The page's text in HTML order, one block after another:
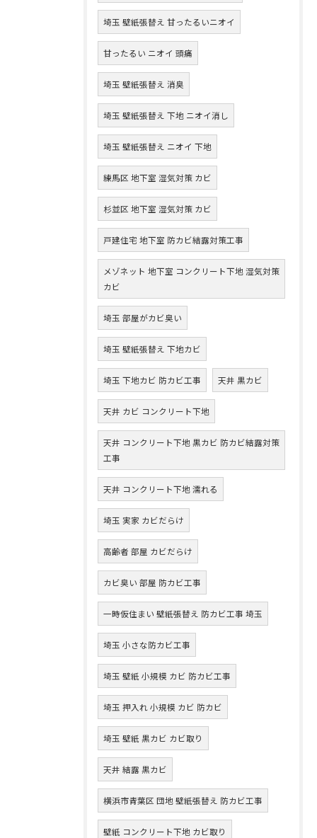
埼玉 壁紙張替え 甘ったるいニオイ
甘ったるい ニオイ 頭痛
埼玉 壁紙張替え 消臭
埼玉 壁紙張替え 下地 ニオイ消し
埼玉 壁紙張替え ニオイ 下地
練馬区 地下室 湿気対策 カビ
杉並区 地下室 湿気対策 カビ
戸建住宅 地下室 防カビ結露対策工事
メゾネット 地下室 コンクリート下地 湿気対策
カビ
埼玉 部屋がカビ臭い
埼玉 壁紙張替え 下地カビ
埼玉 下地カビ 防カビ工事 天井 黒カビ
天井 カビ コンクリート下地
天井 コンクリート下地 黒カビ 防カビ結露対策
工事
天井 コンクリート下地 濡れる
埼玉 実家 カビだらけ
高齢者 部屋 カビだらけ
カビ臭い 部屋 防カビ工事
一時仮住まい 壁紙張替え 防カビ工事 埼玉
埼玉 小さな防カビ工事
埼玉 壁紙 小規模 カビ 防カビ工事
埼玉 押入れ 小規模 カビ 防カビ
埼玉 壁紙 黒カビ カビ取り
天井 結露 黒カビ
横浜市青葉区 団地 壁紙張替え 防カビ工事
壁紙 コンクリート下地 カビ取り